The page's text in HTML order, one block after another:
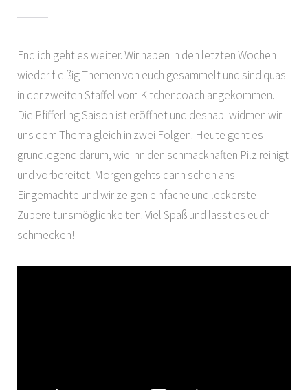
Endlich geht es weiter. Wir haben in den letzten Wochen
wieder fleißig Themen von euch gesammelt und sind quasi
in der zweiten Staffel vom Kitchencoach angekommen.
Die Pfifferling Saison ist eröffnet und deshabl widmen wir
uns dem Thema gleich in zwei Folgen. Heute geht es
grundlegend darum, wie ihn den schmackhaften Pilz reinigt
und vorbereitet. Morgen gehts dann schon ans
Eingemachte und wir zeigen einfache und leckerste
Zubereitunsmöglichkeiten. Viel Spaß und lasst es euch
schmecken!